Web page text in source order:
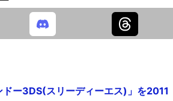
ー3DS(スリーディーエス)」を2011